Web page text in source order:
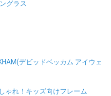
グラス
デビッドベッカム アイウェ
ゃれ！キッズ向けフレーム